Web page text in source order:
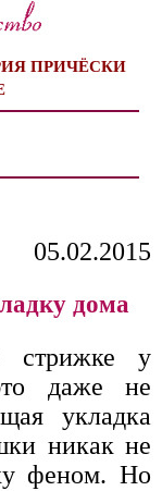
ПРИЧЁСКИ
05.02.2015
дома
стрижке у
даже не
укладка
никак не
феном. Но